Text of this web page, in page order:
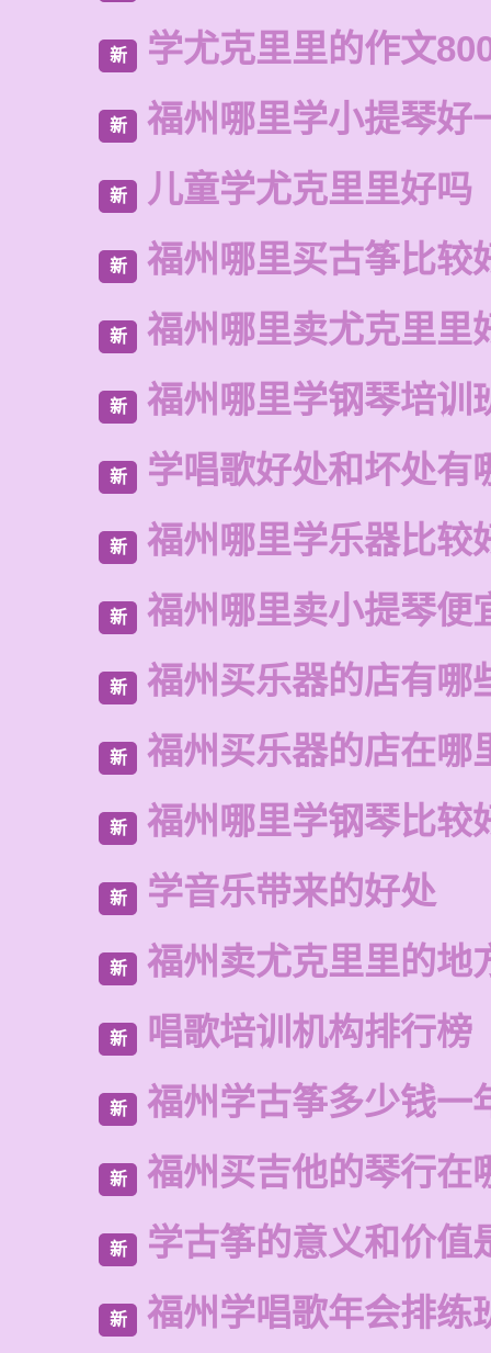
新 学尤克里里的作文
新 福州哪里学小提琴好
新 儿童学尤克里里好吗
新 福州哪里买古筝比较
新 福州哪里卖尤克里里
新 福州哪里学钢琴培训
新 学唱歌好处和坏处有
新 福州哪里学乐器比较
新 福州哪里卖小提琴便
新 福州买乐器的店有哪
新 福州买乐器的店在哪
新 福州哪里学钢琴比较
新 学音乐带来的好处
新 福州卖尤克里里的地
新 唱歌培训机构排行榜
新 福州学古筝多少钱一
新 福州买吉他的琴行在
新 学古筝的意义和价值
新 福州学唱歌年会排练